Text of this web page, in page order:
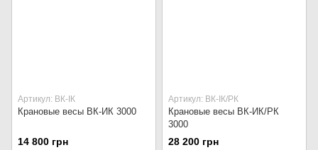
Артикул: ВК-ІК
Крановые весы ВК-ИК 3000
14 800 грн
Артикул: ВК-ІК/РК
Крановые весы ВК-ИК/РК
3000
28 200 грн